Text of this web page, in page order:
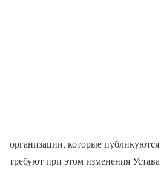
организации, которые
требуют при этом изменения